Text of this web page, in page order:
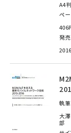
A4判
ペ
406P
発
執
大
部